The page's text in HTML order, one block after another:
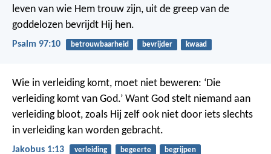
leven van wie Hem trouw zijn, uit de greep van de
goddelozen bevrijdt Hij hen.
Psalm 97:10 betrouwbaarheid bevrijder kwaad
Wie in verleiding komt, moet niet beweren: ‘Die
verleiding komt van God.’ Want God stelt niemand aan
verleiding bloot, zoals Hij zelf ook niet door iets slechts
in verleiding kan worden gebracht.
Jakobus 1:13 verleiding begeerte begrijpen